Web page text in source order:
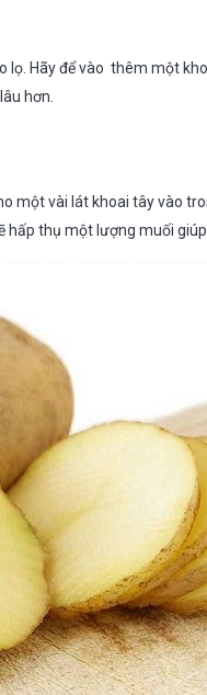
lọ. Hãy để vào thêm một
hơn.
một vài lát khoai tây vào
thụ một lượng muối